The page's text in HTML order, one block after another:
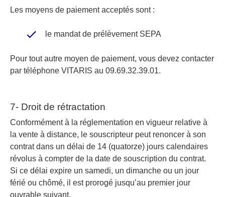
Les moyens de paiement acceptés sont :
le mandat de prélèvement SEPA
Pour tout autre moyen de paiement, vous devez contacter
par téléphone VITARIS au 09.69.32.39.01.
7- Droit de rétractation
Conformément à la réglementation en vigueur relative à
la vente à distance, le souscripteur peut renoncer à son
contrat dans un délai de 14 (quatorze) jours calendaires
révolus à compter de la date de souscription du contrat.
Si ce délai expire un samedi, un dimanche ou un jour
férié ou chômé, il est prorogé jusqu’au premier jour
ouvrable suivant.